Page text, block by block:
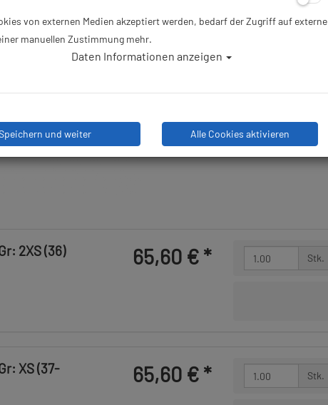
2XS (36) 65,60 €* Stk.
XS (37-
65,60 €* Stk.
von externen Medien akzeptiert werden, bedarf der Zugriff auf externe
manuellen Zustimmung mehr.
Daten Informationen anzeigen
und weiter Alle Cookies aktivieren